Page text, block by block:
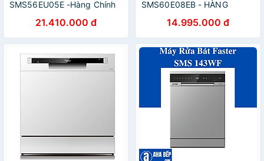
SMS56EU05E -Hàng Chính
21.410.000 đ
SMS60E08EB - HÀNG
14.995.000 đ